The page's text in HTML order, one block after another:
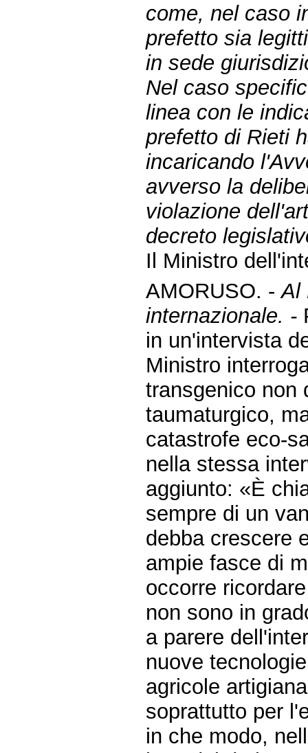
come, nel caso
prefetto sia
in sede
Nel caso
linea con le
prefetto di Rieti
incaricando
avverso la
violazione
decreto
Il Ministro
AMORUSO. -Al
internazionale. -
in un'intervista
Ministro
transgenico non
taumaturgico,
catastrofe eco-
nella stessa
aggiunto: «È
sempre di un
debba crescere
ampie fasce di
occorre
non sono in
a parere
nuove
agricole
soprattutto per
in che modo,